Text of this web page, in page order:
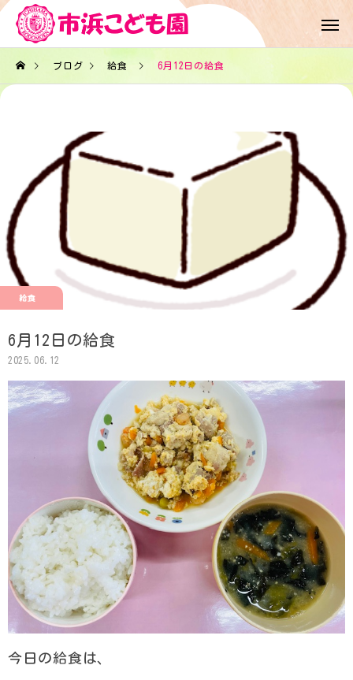
ブログ 給食 6月12日の給食
給食
6月12日の給食
2025.06.12
今日の給食は、